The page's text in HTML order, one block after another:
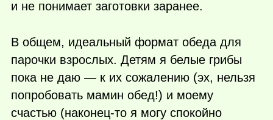
и не понимает заготовки заранее.
В общем, идеальный формат обеда для
парочки взрослых. Детям я белые грибы
пока не даю — к их сожалению (эх, нельзя
попробовать мамин обед!) и моему
счастью (наконец-то я могу спокойно